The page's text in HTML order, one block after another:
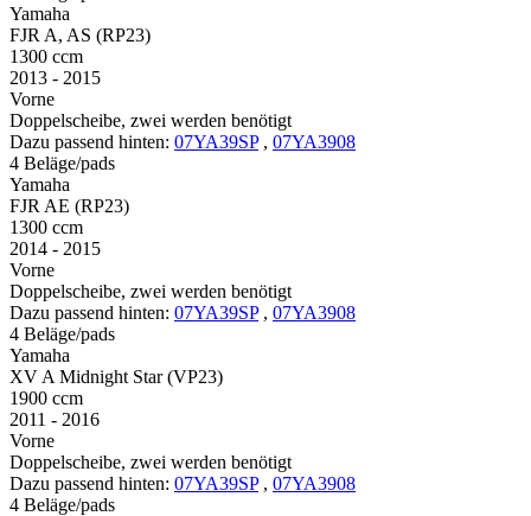
Yamaha
FJR A, AS (RP23)
1300 ccm
2013 - 2015
Vorne
Doppelscheibe, zwei werden benötigt
Dazu passend hinten: 07YA39SP , 07YA3908
4 Beläge/pads
Yamaha
FJR AE (RP23)
1300 ccm
2014 - 2015
Vorne
Doppelscheibe, zwei werden benötigt
Dazu passend hinten: 07YA39SP , 07YA3908
4 Beläge/pads
Yamaha
XV A Midnight Star (VP23)
1900 ccm
2011 - 2016
Vorne
Doppelscheibe, zwei werden benötigt
Dazu passend hinten: 07YA39SP , 07YA3908
4 Beläge/pads